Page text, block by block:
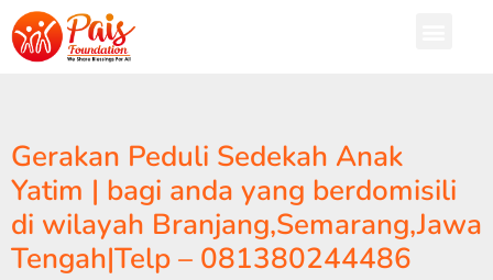
Gerakan Peduli Sedekah Anak
Yatim | bagi anda yang berdomisili
di wilayah Branjang,Semarang,Jawa
Tengah|Telp – 081380244486